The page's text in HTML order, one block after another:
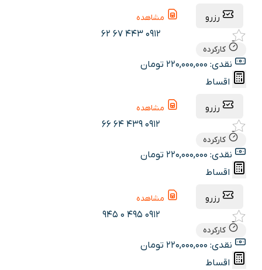
رزرو مشاهده
0912 443 67 62
کارکرده
نقدی: 220,000,000 تومان
اقساط
رزرو مشاهده
0912 439 64 66
کارکرده
نقدی: 220,000,000 تومان
اقساط
رزرو مشاهده
0912 495 0 945
کارکرده
نقدی: 220,000,000 تومان
اقساط